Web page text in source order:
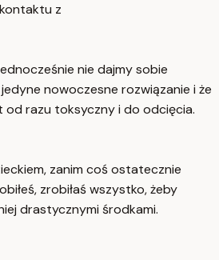
z
nie dajmy sobie
nowoczesne rozwiązanie i że
razu toksyczny i do odcięcia.
zanim coś ostatecznie
zrobiłaś wszystko, żeby
drastycznymi środkami.